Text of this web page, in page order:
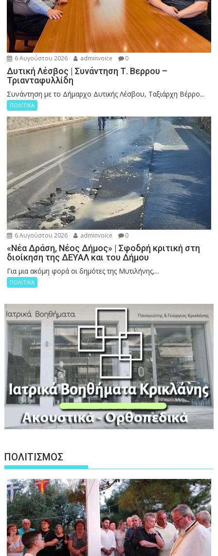
6 Αυγούστου 2026 adminvoice 0
Δυτική Λέσβος | Συνάντηση Τ. Βερρου –
Τριανταφυλλίδη
Συνάντηση με το Δήμαρχο Δυτικής Λέσβου, Ταξιάρχη Βέρρο...
ΠΟΛΙΤΙΚΑ
6 Αυγούστου 2026 adminvoice 0
«Νέα Δράση, Νέος Δήμος» | Σφοδρή κριτική στη
διοίκηση της ΔΕΥΑΛ και του Δήμου
Για μια ακόμη φορά οι δημότες της Μυτιλήνης,...
ΠΟΛΙΤΙΚΑ
ΠΟΛΙΤΙΣΜΟΣ